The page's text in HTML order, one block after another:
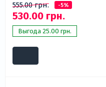
555.00 грн. -5%
530.00 грн.
Выгода 25.00 грн.